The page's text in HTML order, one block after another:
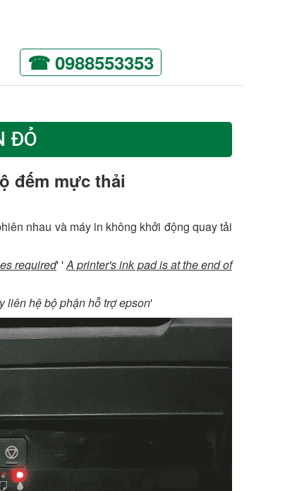
☎ 0988553353
ĐỎ
đếm mực thải
nhau và máy in không khởi động quay tải
required' 'A printer's ink pad is at the end of
liên hệ bộ phận hỗ trợ epson'